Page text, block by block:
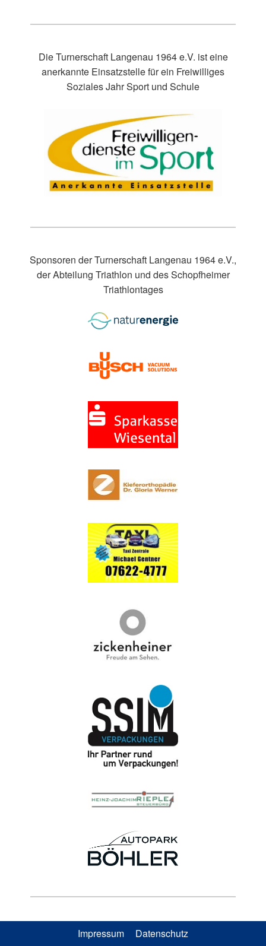
Die Turnerschaft Langenau 1964 e.V. ist eine
anerkannte Einsatzstelle für ein Freiwilliges
Soziales Jahr Sport und Schule
Sponsoren der Turnerschaft Langenau 1964 e.V.,
der Abteilung Triathlon und des Schopfheimer
Triathlontages
Impressum Datenschutz